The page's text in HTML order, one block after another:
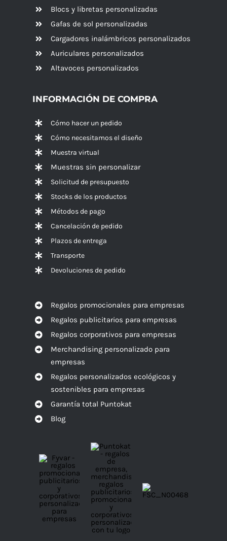
Blocs y libretas personalizadas
Gafas de sol personalizadas
Cargadores inalámbricos personalizados
Auriculares personalizados
Altavoces personalizados
INFORMACIÓN DE COMPRA
Cómo hacer un pedido
Cómo necesitamos el diseño
Muestra virtual
Muestras sin personalizar
Solicitud de presupuesto
Stocks de los productos
Métodos de pago
Cancelación de pedido
Plazos de entrega
Transporte
Devoluciones de pedido
Regalos promocionales para empresas
Regalos publicitarios para empresas
Regalos corporativos para empresas
Merchandising personalizado para
empresas
Regalos personalizados ecológicos y
sostenibles para empresas
Garantía total Puntokat
Blog